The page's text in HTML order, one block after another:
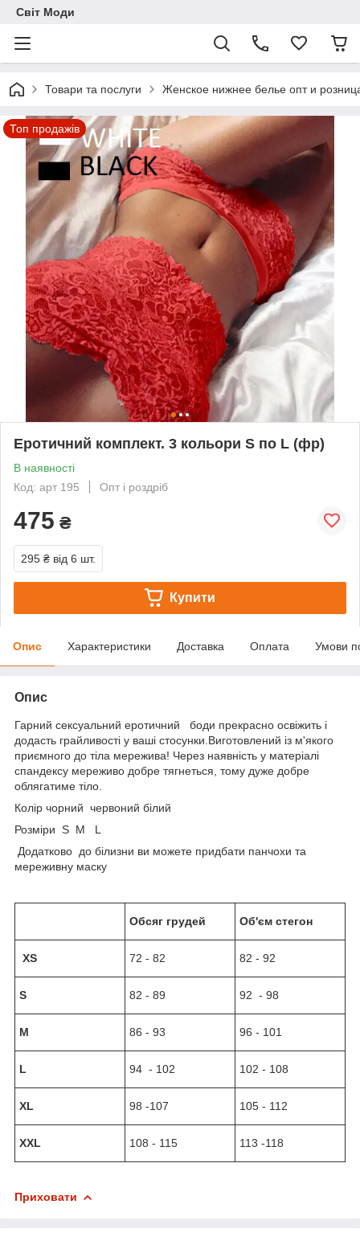
Світ Моди
Товари та послуги Женское нижнее белье опт и
Топ продажів
Еротичний комплект. 3 кольори S по L (фр)
В наявності
Код: арт 195
Опт і роздріб
475 ₴
295 ₴ від 6 шт.
Купити
Опис Характеристики Доставка Оплата Умови
Опис
Гарний сексуальний еротичний боди прекрасно освіжить і
додасть грайливості у ваші стосунки.Виготовлений із м'якого
приємного до тіла мережива! Через наявність у матеріалі
спандексу мереживо добре тягнеться, тому дуже добре
облягатиме тіло.
Колір чорний червоний білий
Розміри S M L
Додатково до білизни ви можете придбати панчохи та
мереживну маску
Обсяг грудей Об'єм стегон
XS 72 - 82 82 - 92
S 82 - 89 92 - 98
М 86 - 93 96 - 101
L 94 - 102 102 - 108
XL 98 -107 105 - 112
XXL 108 - 115 113 -118
Приховати